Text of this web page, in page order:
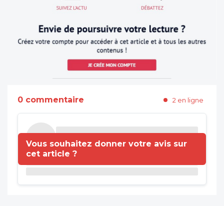
0 commentaire 2 en ligne
Vous souhaitez donner votre avis sur
cet article ?